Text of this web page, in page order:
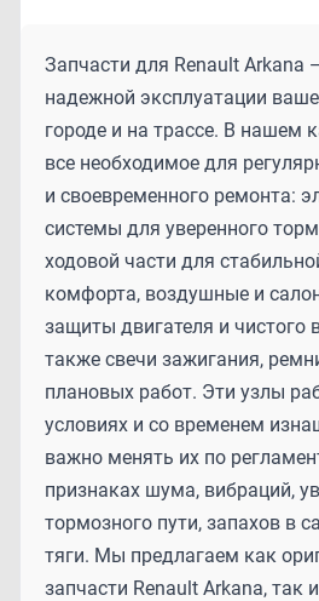
Запчасти для Renault Arkana
надежной эксплуатации
городе и на трассе. В нашем
все необходимое для
и своевременного ремонта:
системы для уверенного
ходовой части для
комфорта, воздушные и
защиты двигателя и чистого
также свечи зажигания,
плановых работ. Эти узлы
условиях и со временем
важно менять их по
признаках шума, вибраций,
тормозного пути, запахов в
тяги. Мы предлагаем как
запчасти Renault Arkana, так